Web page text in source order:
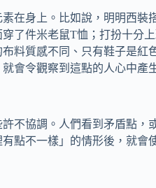
在身上。比如說，明明西裝
了件米老鼠T恤；打扮十分
料質感不同、只有鞋子是紅
會令觀察到這點的人心中產
不協調。人們看到矛盾點，
點不一樣」的情形後，就會